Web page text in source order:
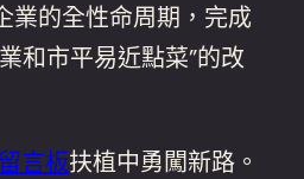
業的全性命周期，完成
和市平易近點菜”的改
言板扶植中勇闖新路。